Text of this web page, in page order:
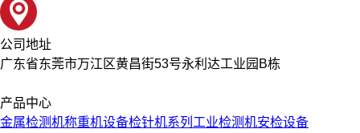
公司地址
广东省东莞市万江区黄昌街53号永利达工业园B栋
产品中心
金属检测机称重机设备检针机系列 工业检测机安检设备